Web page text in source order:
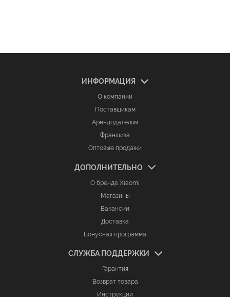
ИНФОРМАЦИЯ
О компании
Поставщикам
Арендодателям
Франшиза
Оптовые продажи
ДОПОЛНИТЕЛЬНО
О бренде Xiaomi
Магазины
Вакансии
Доставка
Бонусная программа
СЛУЖБА ПОДДЕРЖКИ
Гарантия
Возврат товара
Инструкции